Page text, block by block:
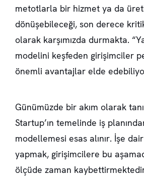
metotlarla bir hizmet ya da
dönüşebileceği, son derece
olarak karşımızda durmakta.
modelini keşfeden girişimciler
önemli avantajlar elde
Günümüzde bir akım olarak
Startup’ın temelinde iş
modellemesi esas alınır. İşe
yapmak, girişimcilere bu
ölçüde zaman